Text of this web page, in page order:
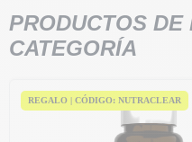
PRODUCTOS DE
CATEGORÍA
REGALO | CÓDIGO: NUTRACLEAR